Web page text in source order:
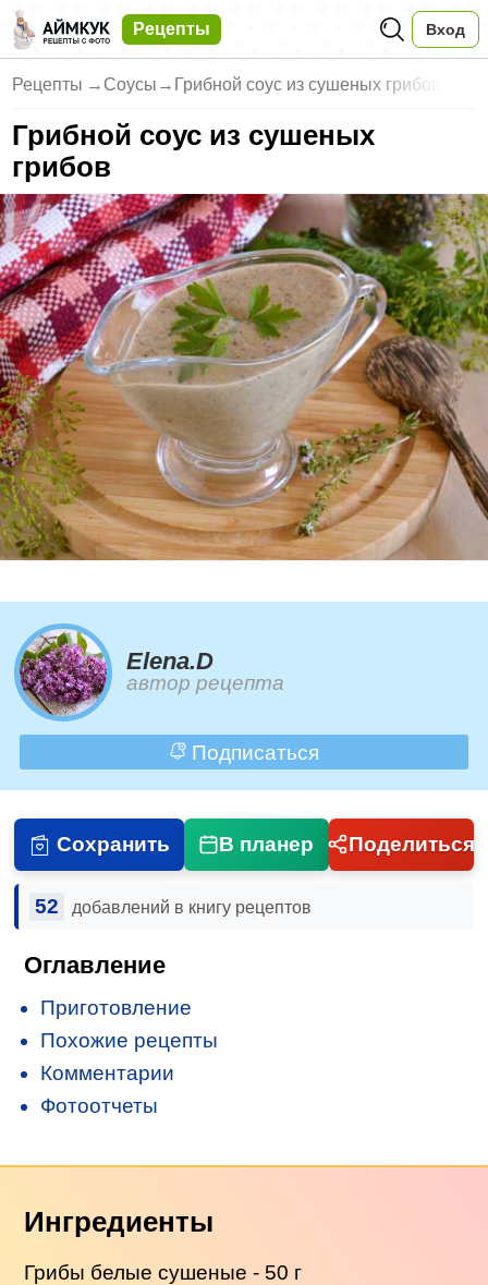
Рецепты Вход
Рецепты → Соусы → Грибной соус из сушеных грибов
Грибной соус из сушеных
грибов
Elena.D
автор рецепта
Подписаться
Сохранить В планер Поделиться
52 добавлений в книгу рецептов
Оглавление
Приготовление
Похожие рецепты
Комментарии
Фотоотчеты
Ингредиенты
Грибы белые сушеные - 50 г